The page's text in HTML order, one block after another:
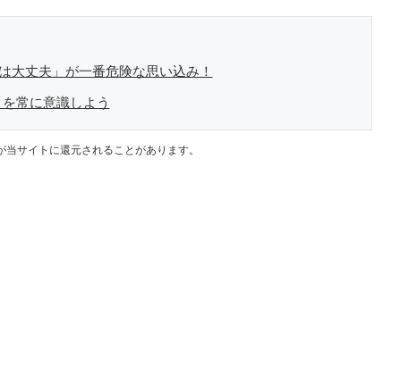
大丈夫」が一番危険な思い込み！
常に意識しよう
サイトに還元されることがあります。